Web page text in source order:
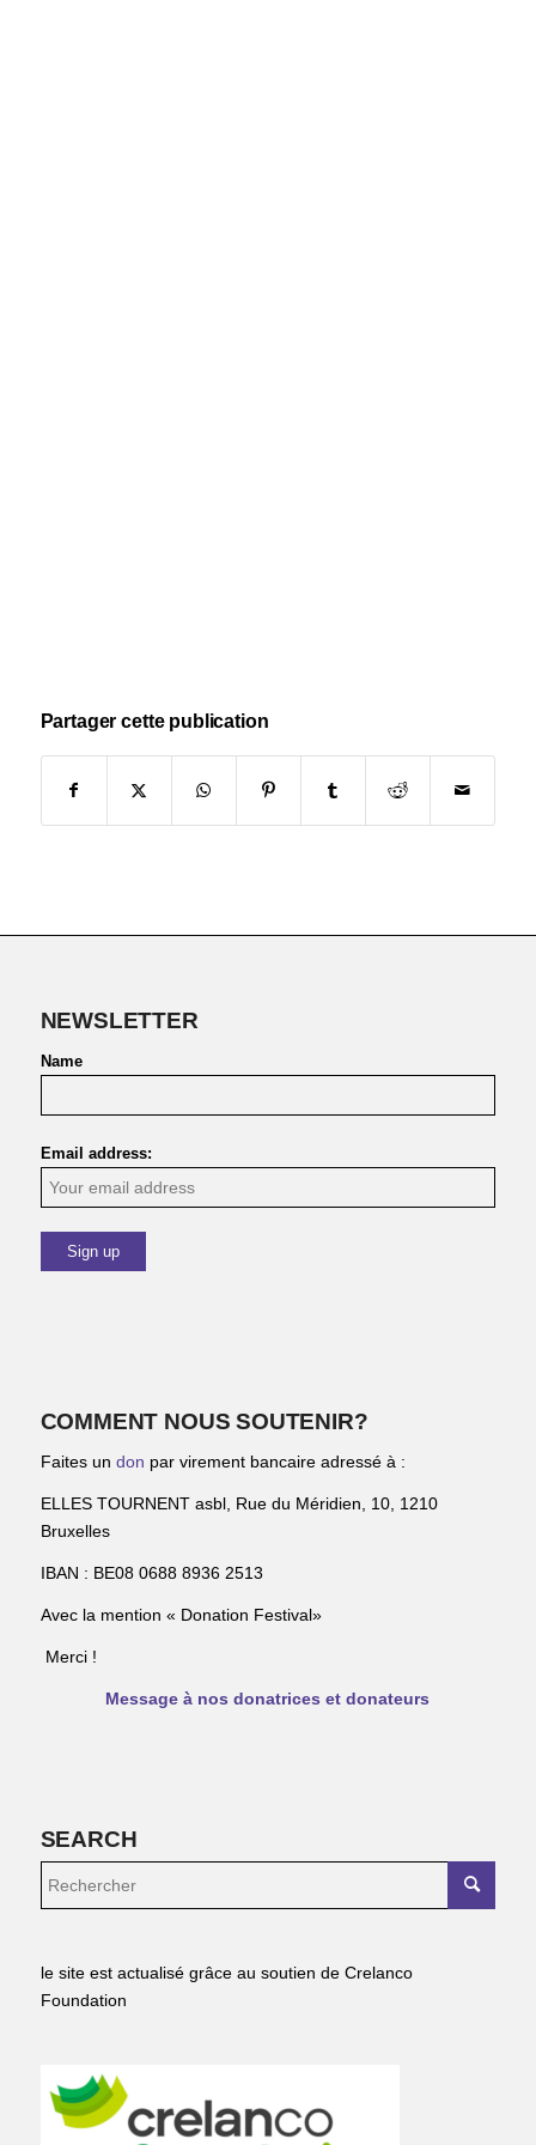
Partager cette publication
NEWSLETTER
Name
Email address:
COMMENT NOUS SOUTENIR?
Faites un don par virement bancaire adressé à :
ELLES TOURNENT asbl, Rue du Méridien, 10, 1210
Bruxelles
IBAN : BE08 0688 8936 2513
Avec la mention « Donation Festival»
Merci !
Message à nos donatrices et donateurs
SEARCH
le site est actualisé grâce au soutien de Crelanco
Foundation